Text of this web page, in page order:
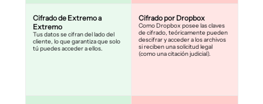
Cifrado de Extremo a
Extremo
Tus datos se cifran del lado del
cliente, lo que garantiza que solo
tú puedes acceder a ellos.
Cifrado por Dropbox
Como Dropbox posee las claves
de cifrado, teóricamente pueden
descifrar y acceder a los archivos
si reciben una solicitud legal
(como una citación judicial).